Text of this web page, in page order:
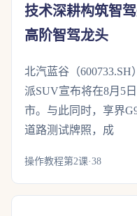
技术深耕构筑智
高阶智驾龙头
北汽蓝谷（
派SUV宣布将在8月5
市。与此同时，享界
道路测试牌照，成
操作教程第2课·38